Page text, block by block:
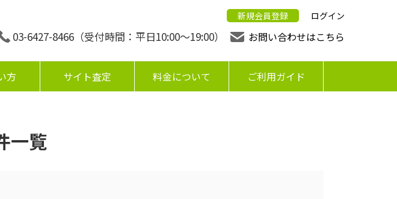
新規会員登録 ログイン
03-6427-8466 （受付時間：平日10:00〜19:00） お問い合わせはこちら
方 サイト査定 料金について ご利用ガイド
一覧